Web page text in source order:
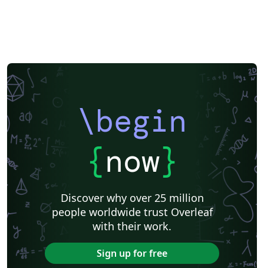
\begin
{now}
Discover why over 25 million
people worldwide trust Overleaf
with their work.
Sign up for free